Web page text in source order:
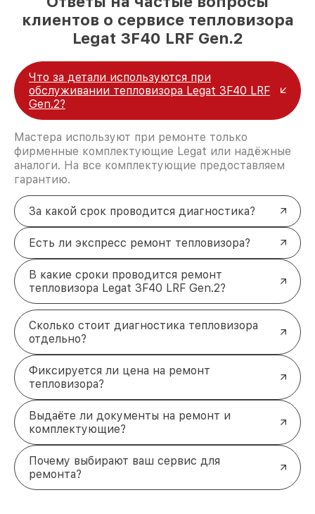
клиентов о сервисе тепловизора
Legat 3F40 LRF Gen.2
Что за детали используются при
обслуживании тепловизора Legat 3F40 LRF
Gen.2?
Мастера используют при ремонте только
фирменные комплектующие Legat или надёжные
аналоги. На все комплектующие предоставляем
гарантию.
За какой срок проводится диагностика?
Есть ли экспресс ремонт тепловизора?
В какие сроки проводится ремонт
тепловизора Legat 3F40 LRF Gen.2?
Сколько стоит диагностика тепловизора
отдельно?
Фиксируется ли цена на ремонт
тепловизора?
Выдаёте ли документы на ремонт и
комплектующие?
Почему выбирают ваш сервис для
ремонта?